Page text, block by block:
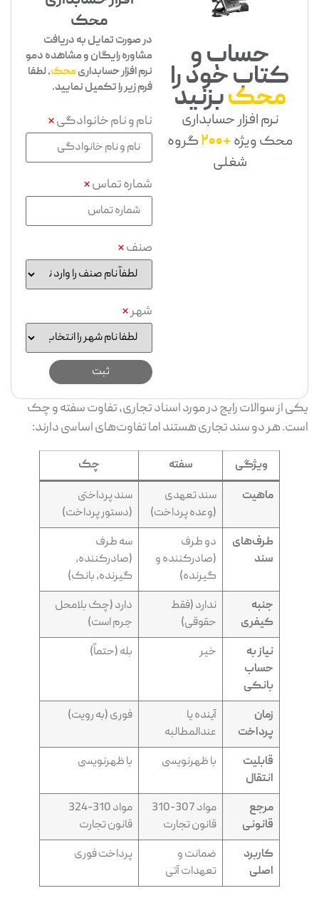
حساب و
کتاب خود را
محکبزنید
نرم افزار حسابداری
محک ویژه+200
گروه
شغلی
محک
در صورت تمایل به دریافت
مشاوره رایگان و مشاهده دمو
نرم افزار حسابداریمحک، لطفا
فرم زیر را تکمیل نمایید.
نام و نام خانوادگی*
شماره تماس*
صنف*
شهر*
از سوالات رایج در مورد اسناد تجاری، تفاوت سفته و چک
هر دو سند تجاری هستند اما تفاوت‌های اساسی دارند:
ویژگی سفته
چک
ماهیت
سند تعهدی
(وعده پرداخت)
سند پرداختی
(دستور پرداخت)
طرف‌های
سند
دو طرف
(صادرکننده و
گیرنده)
سه طرف
(صادرکننده،
گیرنده، بانک)
جنبه
کیفری
ندارد (فقط
حقوقی)
دارد (چک بلامحل
جرم است)
نیاز به
حساب
بانکی
بله (حتماً)
زمان
پرداخت
آینده یا
عندالمطالبه
فوری (به رویت)
قابلیت
انتقال
با ظهرنویسی با ظهرنویسی
مرجع
قانونی
مواد 307-310
قانون تجارت
مواد 310-324
قانون تجارت
کاربرد
اصلی
ضمانت و
تعهدات آتی
پرداخت فوری